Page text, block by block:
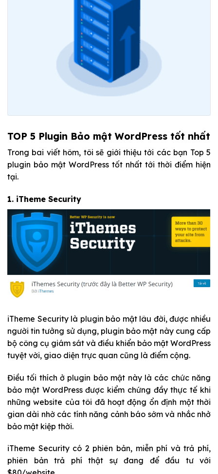
TOP 5 Plugin Bảo mật WordPress tốt nhất
Trong bai viết hôm, tôi sẽ giới thiệu tới các bạn Top 5
plugin bảo mật WordPress tốt nhất tới thời điểm hiện
tại.
1. iTheme Security
iTheme Security là plugin bảo mật lâu đời, được nhiều
người tin tưởng sử dụng, plugin bảo mật này cung cấp
bộ công cụ giám sát và điều khiển bảo mật WordPress
tuyệt vời, giao diện trực quan cũng là điểm cộng.
Điều tối thích ở plugin bảo mật này là các chức năng
bảo mật WordPress được kiểm chứng đầy thực tế khi
những website của tôi đã hoạt động ổn định một thời
gian dài nhờ các tính năng cảnh báo sớm và nhắc nhở
bảo mật kiệp thời.
iTheme Security có 2 phiên bản, miễn phí và trả phí,
phiên bản trả phí thật sự đang để đầu tư với